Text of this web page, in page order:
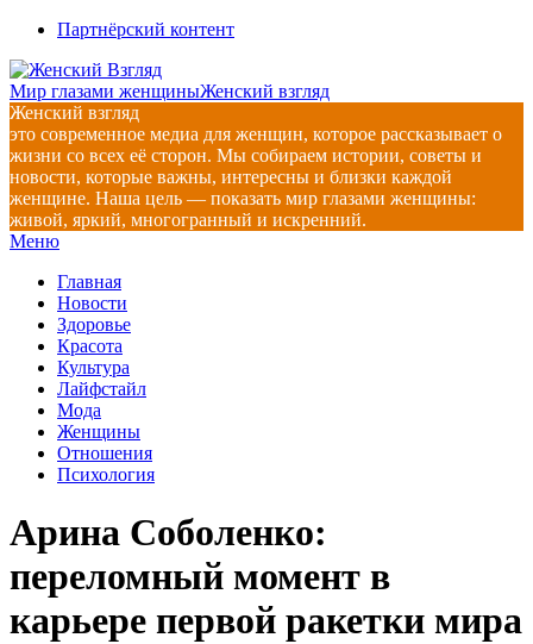
Перейти
содержимому
Партнёрский контент
Мир глазами женщиныЖенский взгляд
Женский взгляд
это современное медиа для женщин, которое рассказывает о
жизни со всех её сторон. Мы собираем истории, советы и
новости, которые важны, интересны и близки каждой
женщине. Наша цель — показать мир глазами женщины:
живой, яркий, многогранный и искренний.
Главное
меню
Меню
Главная
Новости
Здоровье
Красота
Культура
Лайфстайл
Мода
Женщины
Отношения
Психология
Арина Соболенко:
переломный момент в
карьере первой ракетки мира